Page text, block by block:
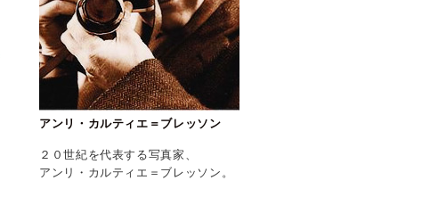
アンリ・カルティエ＝ブレッソン
２０世紀を代表する写真家、
アンリ・カルティエ＝ブレッソン。